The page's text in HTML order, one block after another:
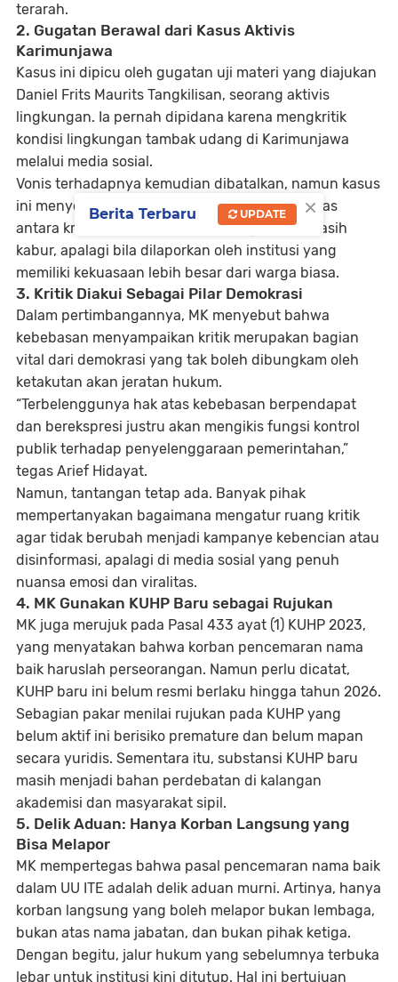
terarah.
2. Gugatan Berawal dari Kasus Aktivis
Karimunjawa
Kasus ini dipicu oleh gugatan uji materi yang diajukan
Daniel Frits Maurits Tangkilisan, seorang aktivis
lingkungan. Ia pernah dipidana karena mengkritik
kondisi lingkungan tambak udang di Karimunjawa
melalui media sosial.
Vonis terhadapnya kemudian dibatalkan, namun kasus
ini menyoroti problem klasik dalam UU ITE: batas
antara kritik, pencemaran, dan penghinaan masih
kabur, apalagi bila dilaporkan oleh institusi yang
memiliki kekuasaan lebih besar dari warga biasa.
3. Kritik Diakui Sebagai Pilar Demokrasi
Dalam pertimbangannya, MK menyebut bahwa
kebebasan menyampaikan kritik merupakan bagian
vital dari demokrasi yang tak boleh dibungkam oleh
ketakutan akan jeratan hukum.
“Terbelenggunya hak atas kebebasan berpendapat
dan berekspresi justru akan mengikis fungsi kontrol
publik terhadap penyelenggaraan pemerintahan,”
tegas Arief Hidayat.
Namun, tantangan tetap ada. Banyak pihak
mempertanyakan bagaimana mengatur ruang kritik
agar tidak berubah menjadi kampanye kebencian atau
disinformasi, apalagi di media sosial yang penuh
nuansa emosi dan viralitas.
4. MK Gunakan KUHP Baru sebagai Rujukan
MK juga merujuk pada Pasal 433 ayat (1) KUHP 2023,
yang menyatakan bahwa korban pencemaran nama
baik haruslah perseorangan. Namun perlu dicatat,
KUHP baru ini belum resmi berlaku hingga tahun 2026.
Sebagian pakar menilai rujukan pada KUHP yang
belum aktif ini berisiko premature dan belum mapan
secara yuridis. Sementara itu, substansi KUHP baru
masih menjadi bahan perdebatan di kalangan
akademisi dan masyarakat sipil.
5. Delik Aduan: Hanya Korban Langsung yang
Bisa Melapor
MK mempertegas bahwa pasal pencemaran nama baik
dalam UU ITE adalah delik aduan murni. Artinya, hanya
korban langsung yang boleh melapor bukan lembaga,
bukan atas nama jabatan, dan bukan pihak ketiga.
Dengan begitu, jalur hukum yang sebelumnya terbuka
lebar untuk institusi kini ditutup. Hal ini bertujuan
×
Berita Terbaru UPDATE